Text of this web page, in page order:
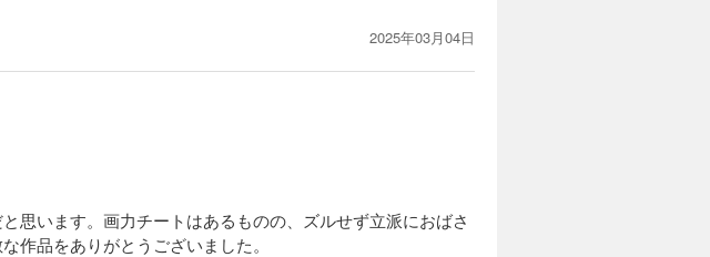
2025年03月04日
思います。画力チートはあるものの、ズルせず立派におばさ
作品をありがとうございました。